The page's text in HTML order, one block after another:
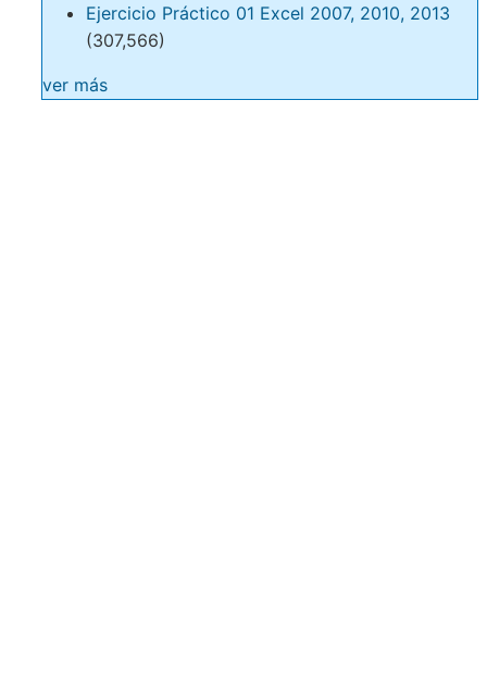
Ejercicio Práctico 01 Excel 2007, 2010, 2013
(307,566)
ver más